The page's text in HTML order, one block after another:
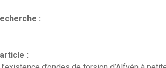
:
: